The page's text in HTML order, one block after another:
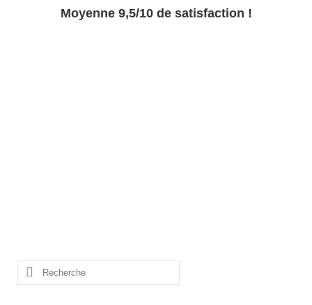
Moyenne 9,5/10 de satisfaction !
Rechercher
: